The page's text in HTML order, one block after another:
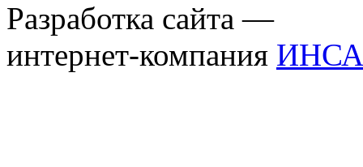
Разработка сайта —
интернет-компания